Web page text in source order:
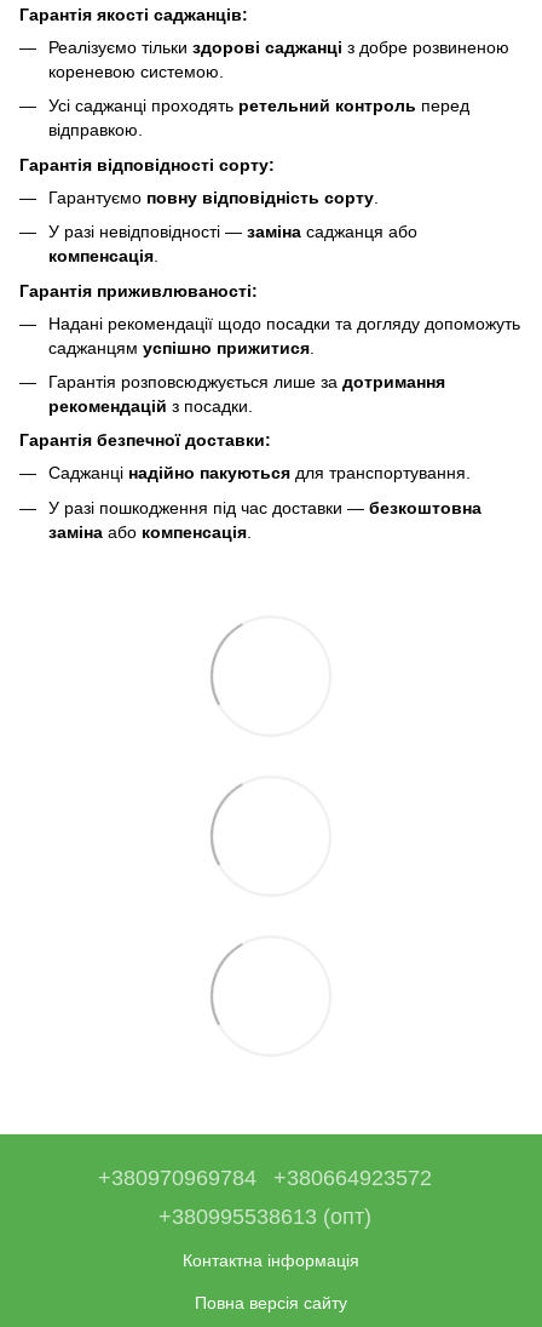
Гарантія якості саджанців:
Реалізуємо тільки здорові саджанці з добре розвиненою
кореневою системою.
Усі саджанці проходять ретельний контроль перед
відправкою.
Гарантія відповідності сорту:
Гарантуємо повну відповідність сорту
У разі невідповідності — заміна саджанця або
компенсація.
Гарантія приживлюваності:
Надані рекомендації щодо посадки та догляду допоможуть
саджанцям успішно прижитися
Гарантія розповсюджується лише за дотримання
рекомендацій з посадки.
Гарантія безпечної доставки:
Саджанці надійно пакуються для транспортування.
У разі пошкодження під час доставки — безкоштовна
заміна або компенсація
+380970969784
+380664923572
+380995538613 (опт)
Контактна інформація
Повна версія сайту